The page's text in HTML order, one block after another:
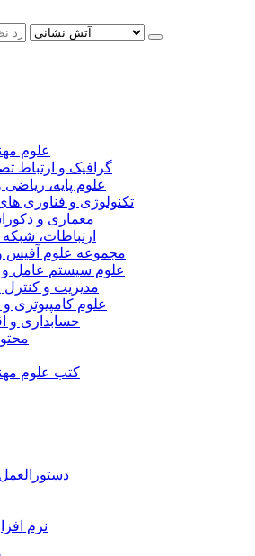
علوم
گرافیک و ارتباط
علوم پایه، ریاضی
تکنولوژی و فناوری
معماری و
ارتباطات،
مجموعه علوم آفیس
علوم سیستم عامل و
مدیریت و کنترل
علوم کامپیوتری و
حسابداری و
کتب علوم
دستورالعمل
نرم